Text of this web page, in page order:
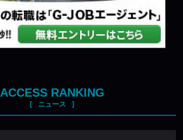
ACCESS RANKING
ニュース